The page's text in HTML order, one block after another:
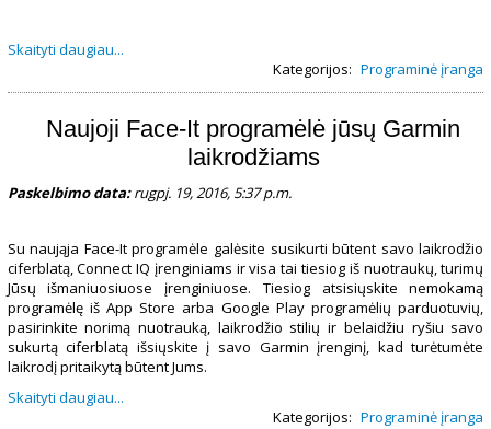
Skaityti daugiau...
Kategorijos: Programinė įranga
Naujoji Face-It programėlė jūsų Garmin
laikrodžiams
Paskelbimo data:rugpj. 19, 2016, 5:37 p.m.
Su naująja Face-It programėle galėsite susikurti būtent savo laikrodžio
ciferblatą, Connect IQ įrenginiams ir visa tai tiesiog iš nuotraukų, turimų
Jūsų išmaniuosiuose įrenginiuose. Tiesiog atsisiųskite nemokamą
programėlę iš App Store arba Google Play programėlių parduotuvių,
pasirinkite norimą nuotrauką, laikrodžio stilių ir belaidžiu ryšiu savo
sukurtą ciferblatą išsiųskite į savo Garmin įrenginį, kad turėtumėte
laikrodį pritaikytą būtent Jums.
Skaityti daugiau...
Kategorijos: Programinė įranga